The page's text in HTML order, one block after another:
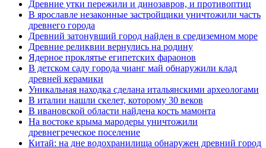
Древние утки пережили и динозавров, и противоптиц
В ярославле незаконные застройщики уничтожили часть
древнего города
Древний затонувший город найден в средиземном море
Древние реликвии вернулись на родину
Ядерное проклятье египетских фараонов
В детском саду города чианг май обнаружили клад
древней керамики
Уникальная находка сделана итальянскими археологами
В италии нашли скелет, которому 30 веков
В ивановской области найдена кость мамонта
На востоке крыма мародеры уничтожили
древнегреческое поселение
Китай: на дне водохранилища обнаружен древний город